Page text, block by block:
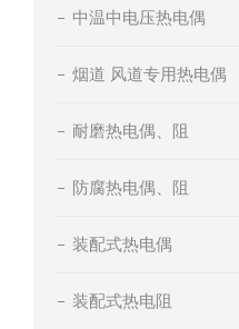
中温中电压热电偶
烟道 风道专用热电偶
耐磨热电偶、阻
防腐热电偶、阻
装配式热电偶
装配式热电阻